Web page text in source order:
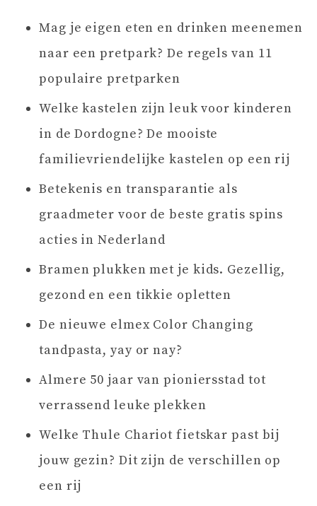
Mag je eigen eten en drinken meenemen
naar een pretpark? De regels van 11
populaire pretparken
Welke kastelen zijn leuk voor kinderen
in de Dordogne? De mooiste
familievriendelijke kastelen op een rij
Betekenis en transparantie als
graadmeter voor de beste gratis spins
acties in Nederland
Bramen plukken met je kids. Gezellig,
gezond en een tikkie opletten
De nieuwe elmex Color Changing
tandpasta, yay or nay?
Almere 50 jaar van pioniersstad tot
verrassend leuke plekken
Welke Thule Chariot fietskar past bij
jouw gezin? Dit zijn de verschillen op
een rij